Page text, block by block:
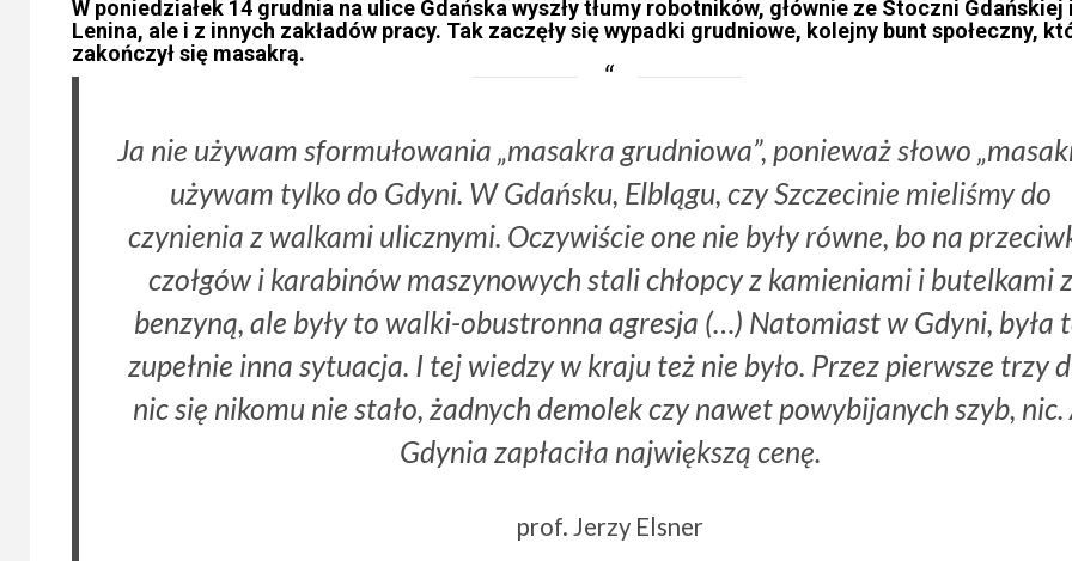
W poniedziałek 14 grudnia na ulice Gdańska wyszły tłumy robotników, głównie ze Stoczni Gdańskiej
Lenina, ale i z innych zakładów pracy. Tak zaczęły się wypadki grudniowe, kolejny bunt społeczny,
zakończył się masakrą.
Ja nie używam sformułowania „masakra grudniowa”, ponieważ słowo
używam tylko do Gdyni. W Gdańsku, Elblągu, czy Szczecinie mieliśmy do
czynienia z walkami ulicznymi. Oczywiście one nie były równe, bo na
czołgów i karabinów maszynowych stali chłopcy z kamieniami i butelkami z
benzyną, ale były to walki-obustronna agresja (…) Natomiast w Gdyni, była
zupełnie inna sytuacja. I tej wiedzy w kraju też nie było. Przez pierwsze trzy
nic się nikomu nie stało, żadnych demolek czy nawet powybijanych szyb, nic.
Gdynia zapłaciła największą cenę.
prof. Jerzy Elsner